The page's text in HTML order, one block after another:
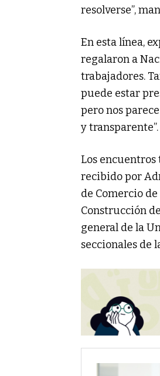
resolverse”,
En esta línea,
regalaron a
trabajadores.
puede estar
pero nos
y transparente”.
Los
recibido por
de Comercio
Construcción
general de la
seccionales de